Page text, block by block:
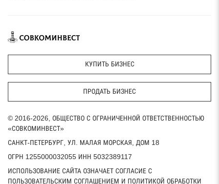
КУПИТЬ БИЗНЕС
ПРОДАТЬ БИЗНЕС
© 2016-2026, ОБЩЕСТВО С ОГРАНИЧЕННОЙ ОТВЕТСТВЕННОСТЬЮ
«СОВКОМИНВЕСТ»
САНКТ-ПЕТЕРБУРГ, УЛ. МАЛАЯ МОРСКАЯ, ДОМ 18
ОГРН 1255000032055 ИНН 5032389117
ИСПОЛЬЗОВАНИЕ САЙТА ОЗНАЧАЕТ СОГЛАСИЕ С
ПОЛЬЗОВАТЕЛЬСКИМ СОГЛАШЕНИЕМ И ПОЛИТИКОЙ ОБРАБОТКИ